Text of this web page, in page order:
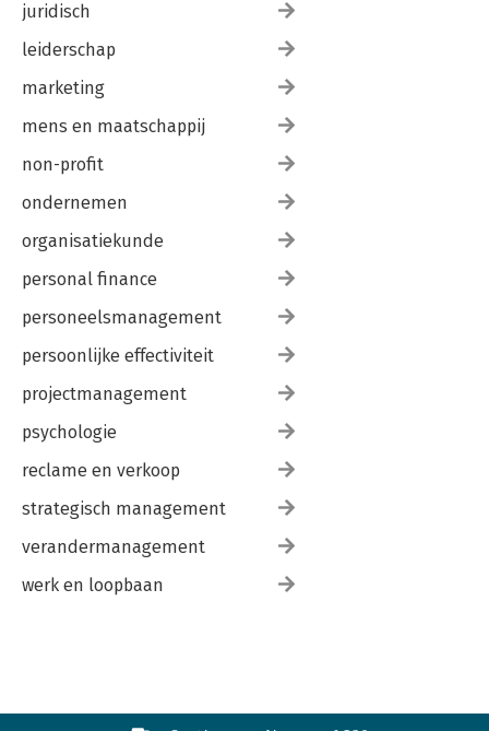
juridisch
leiderschap
marketing
mens en maatschappij
non-profit
ondernemen
organisatiekunde
personal finance
personeelsmanagement
persoonlijke effectiviteit
projectmanagement
psychologie
reclame en verkoop
strategisch management
verandermanagement
werk en loopbaan